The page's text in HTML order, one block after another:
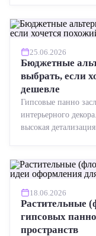
25.06.2026
Бюджетные
выбрать, если
дешевле
Гипсовые панно
интерьерного
высокая
18.06.2026
Растительные
гипсовых
пространств